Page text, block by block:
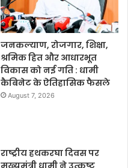
जनकल्याण, रोजगार, शिक्षा,
श्रमिक हित और आधारभूत
विकास को नई गति : धामी
कैबिनेट के ऐतिहासिक फैसले
August 7, 2026
राष्ट्रीय हथकरघा दिवस पर